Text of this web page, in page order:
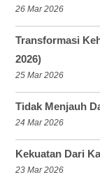
26 Mar 2026
Transformasi
2026)
25 Mar 2026
Tidak Menjauh
24 Mar 2026
Kekuatan Dari
23 Mar 2026